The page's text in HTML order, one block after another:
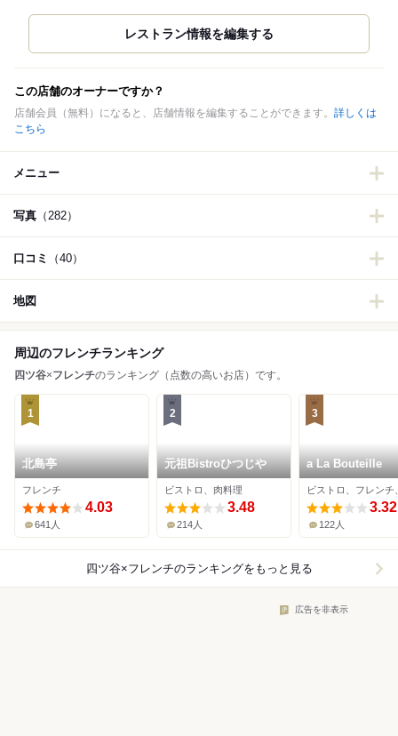
この店舗のオーナーですか？
店舗会員（無料）になると、店舗情報を編集することができます。 詳しくは
こちら
メニュー
写真 （282）
口コミ （40）
地図
周辺のフレンチランキング
四ツ谷×フレンチのランキング（点数の高いお店）です。
1
北島亭
フレンチ
4.03
641人
2
元祖Bistroひつじや
ビストロ、肉料理
3.48
214人
3
a La Bouteille
3.32
122人
四ツ谷×フレンチのランキングをもっと見る
広告を非表示